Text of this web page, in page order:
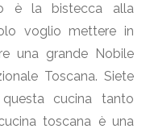
è la bistecca alla
voglio mettere in
una grande Nobile
Toscana. Siete
cucina tanto
toscana è una